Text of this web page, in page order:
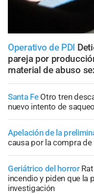
Operativo de PDI
pareja por
material de abuso
Santa Fe Otro tren
nuevo intento de saqueo
Apelación de la
causa por la compra de
Geriátrico del horror
incendio y piden que la
investigación